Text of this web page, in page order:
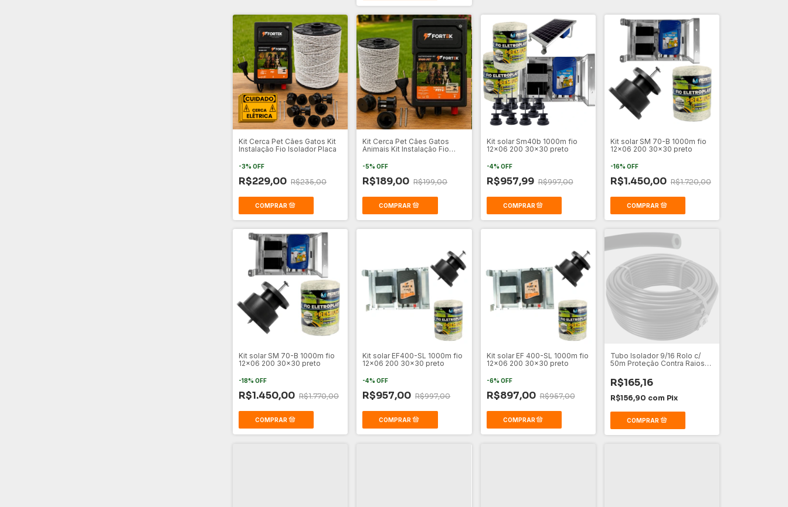
Kit Cerca Pet Cães Gatos Kit
Instalação Fio Isolador Placa
-3% OFF
R$229,00 R$235,00
Kit Cerca Pet Cães Gatos
Animais Kit Instalação Fio
-5%OFF
R$189,00 R$199,00
Kit solar Sm40b 1000m fio
12x06 200 30x30 preto
-4% OFF
R$957,99 R$997,00
Kit solar SM 70-B 1000m fio
12x06 200 30x30 preto
-16% OFF
R$1.450,00 R$1.720,00
Kit solar SM 70-B 1000m fio
12x06 200 30x30 preto
-18% OFF
R$1.450,00 R$1.770,00
Kit solar EF400-SL 1000m fio
12x06 200 30x30 preto
-4%OFF
R$957,00 R$997,00
Kit solar EF 400-SL 1000m fio
12x06 200 30x30 preto
-6% OFF
R$897,00 R$957,00
Tubo Isolador 9/16 Rolo c/
50m Proteção Contra Raios
R$165,16
R$156,90 com Pix